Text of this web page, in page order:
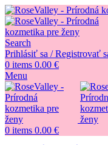
Search
Prihlásiť sa / Registrovať
0 items 0.00 €
Menu
0 items 0.00 €